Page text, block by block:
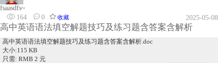
fsaasdfs~
164
0 收藏 2025-05-08
高中英语语法填空解题技巧及练习题含答案含解析
高中英语语法填空解题技巧及练习题含答案含解析.doc
大小:115 KB
只需: RMB 2 元